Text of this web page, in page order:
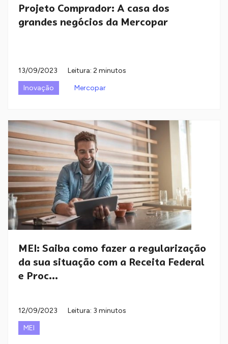
Projeto Comprador: A casa dos
grandes negócios da Mercopar
13/09/2023
Leitura: 2 minutos
Inovação
Mercopar
MEI: Saiba como fazer a regularização
da sua situação com a Receita Federal
e Proc...
12/09/2023
Leitura: 3 minutos
MEI